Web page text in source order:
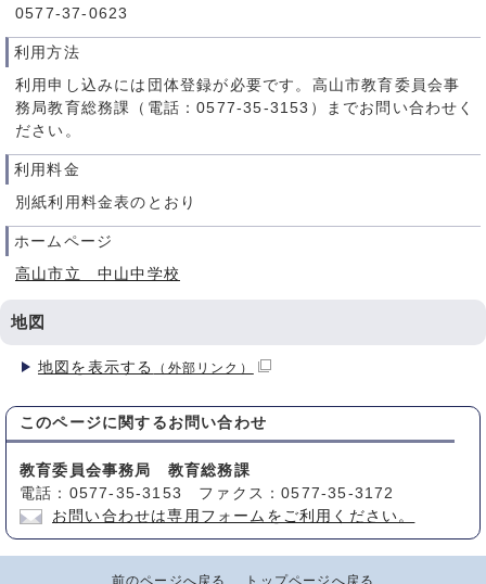
0577-37-0623
利用方法
利用申し込みには団体登録が必要です。高山市教育委員会事
務局教育総務課（電話：0577-35-3153）までお問い合わせく
ださい。
利用料金
別紙利用料金表のとおり
ホームページ
高山市立 中山中学校
地図
地図を表示する （外部リンク）
このページに関する お問い合わせ
教育委員会事務局 教育総務課
電話：0577-35-3153 ファクス：0577-35-3172
お問い合わせは専用フォームをご利用ください。